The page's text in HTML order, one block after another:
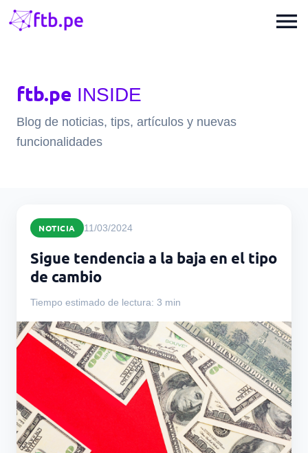
menu
ftb.pe INSIDE
Blog de noticias, tips, artículos y nuevas
funcionalidades
NOTICIA 11/03/2024
Sigue tendencia a la baja en el tipo
de cambio
Tiempo estimado de lectura: 3 min